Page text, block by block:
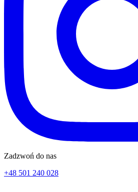
Zadzwoń do nas
+48 501 240 028